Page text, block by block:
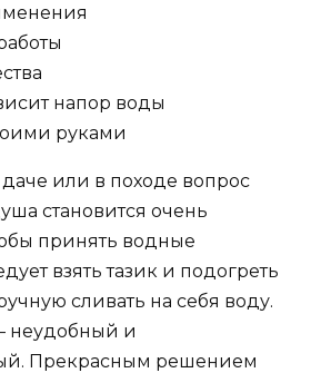
напор воды
руками
или в походе вопрос
становится очень
принять водные
взять тазик и подогреть
сливать на себя воду.
неудобный и
Прекрасным решением